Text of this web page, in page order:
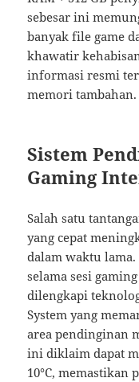
sebesar ini
banyak file game
khawatir
informasi resmi
memori tambahan.
Sistem
Gaming
Salah satu
yang cepat
dalam waktu
selama sesi
dilengkapi
System yang
area pendinginan
ini diklaim dapat
10°C, memastikan